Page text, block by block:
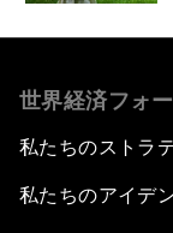
世界経済フォ
私たちのストラ
私たちのアイデ